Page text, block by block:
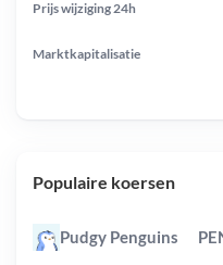
Prijs wijziging 24h
Marktkapitalisatie
Populaire koersen
Pudgy Penguins